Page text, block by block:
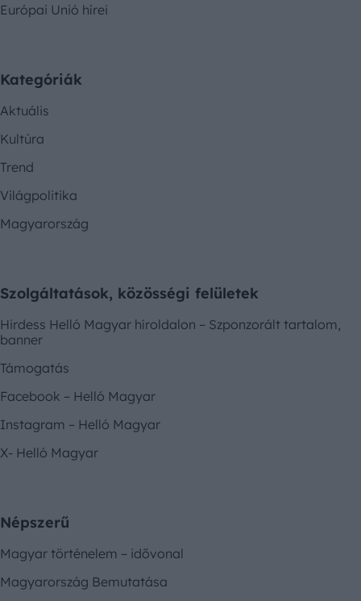
Európai Unió hírei
Kategóriák
Aktuális
Kultúra
Trend
Világpolitika
Magyarország
Szolgáltatások, közösségi felületek
Hirdess Helló Magyar híroldalon – Szponzorált tartalom,
banner
Támogatás
Facebook – Helló Magyar
Instagram – Helló Magyar
X- Helló Magyar
Népszerű
Magyar történelem – idővonal
Magyarország Bemutatása